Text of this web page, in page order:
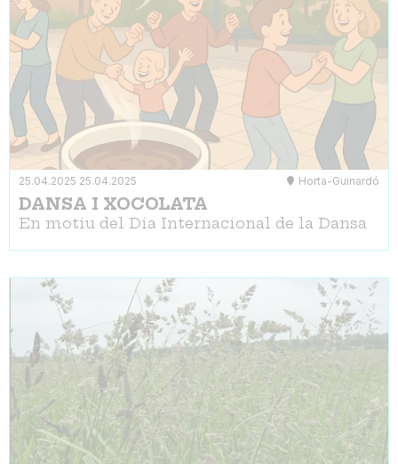
25.04.2025 25.04.2025 Horta-Guinardó
DANSA I XOCOLATA
En motiu del Dia Internacional de la Dansa